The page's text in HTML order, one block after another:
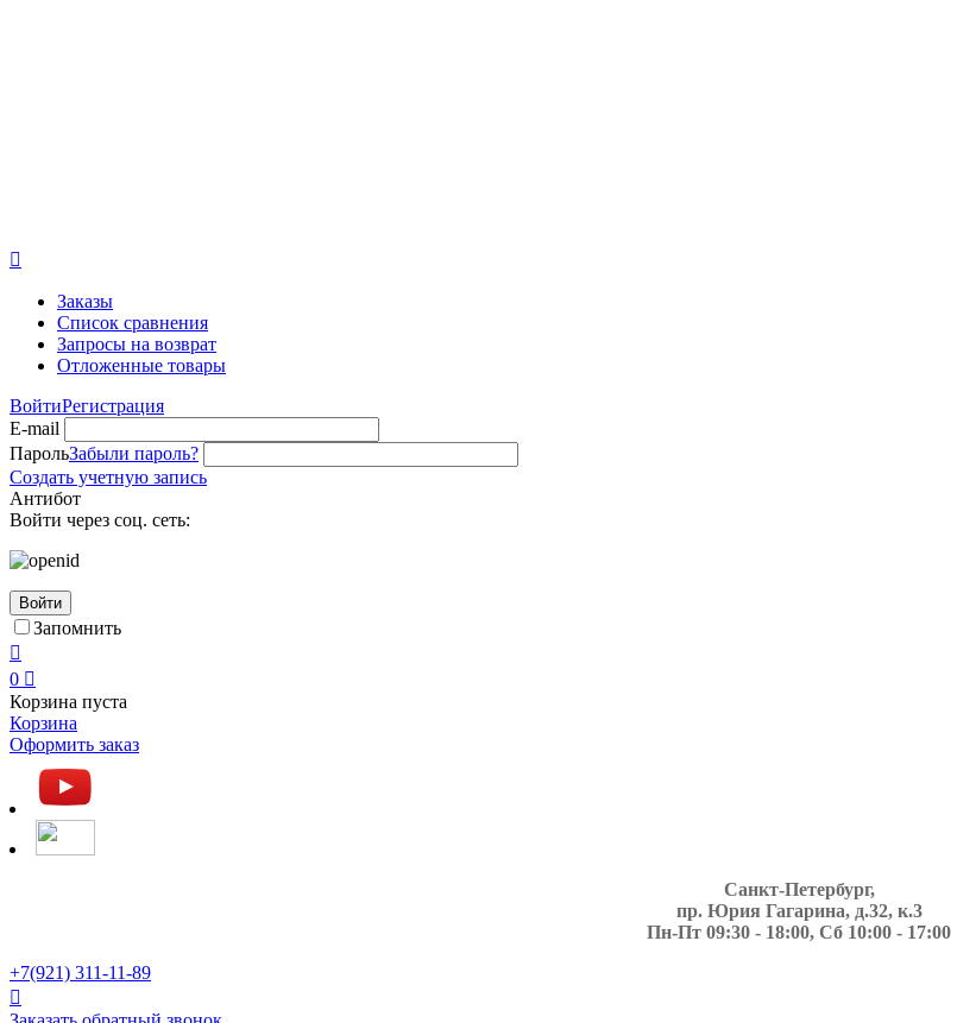

Заказы
Список сравнения
Запросы на возврат
Отложенные товары
ВойтиРегистрация
E-mail
ПарольЗабыли пароль?
Создать учетную запись
Антибот
Войти через соц. сеть:
Войти
Запомнить

0 
Корзина пуста
Корзина
Оформить заказ
Санкт-Петербург,
пр. Юрия Гагарина, д.32, к.3
Пн-Пт 09:30 - 18:00, Сб 10:00 - 17:00
+7(921) 311-11-89
